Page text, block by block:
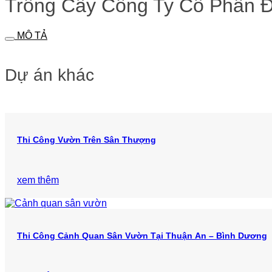
Trồng Cây Công Ty Cổ Phần
MÔ TẢ
Dự án khác
Thi Công Vườn Trên Sân Thượng
xem thêm
Thi Công Cảnh Quan Sân Vườn Tại Thuận An – Bình Dương